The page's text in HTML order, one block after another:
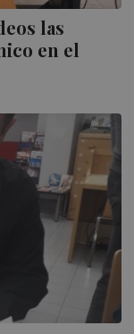
las
en el